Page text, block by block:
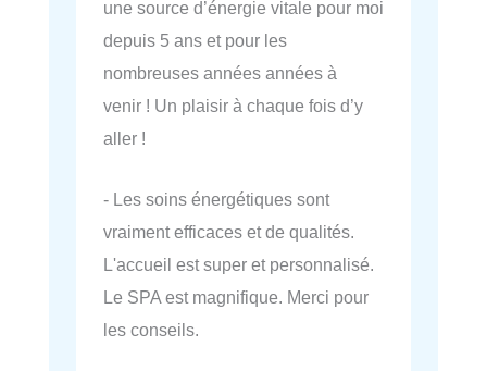
une source d’énergie vitale pour moi
depuis 5 ans et pour les
nombreuses années années à
venir ! Un plaisir à chaque fois d’y
aller !
- Les soins énergétiques sont
vraiment efficaces et de qualités.
L'accueil est super et personnalisé.
Le SPA est magnifique. Merci pour
les conseils.